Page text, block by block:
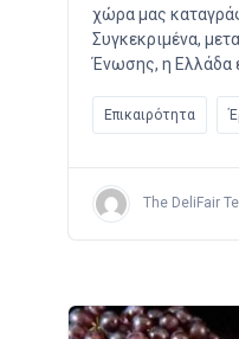
χώρα μας
Συγκεκριμένα,
Ένωσης, η Ελλάδα
Επικαιρότητα
The DeliFair